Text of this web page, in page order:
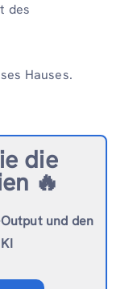
des
Hauses.
die
🔥
und den